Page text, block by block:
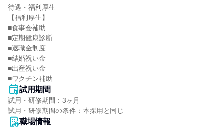
待遇・福利厚生
【福利厚生】
■食事会補助
■定期健康診断
■退職金制度
■結婚祝い金
■出産祝い金
■ワクチン補助
試用期間
試用・研修期間：3ヶ月
職場情報